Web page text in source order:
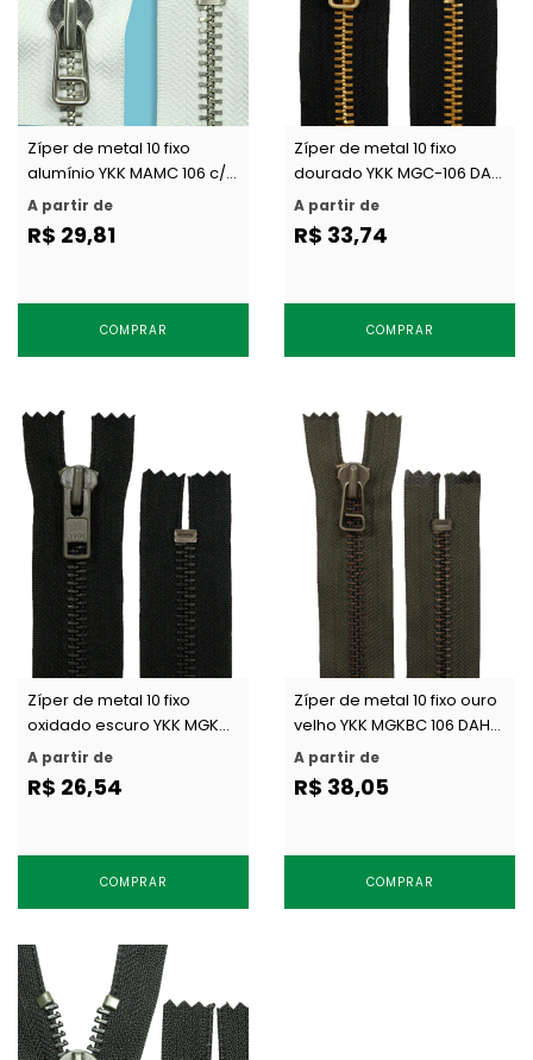
Zíper de metal 10 fixo
alumínio YKK MAMC 106 c/ 1
un
A partir de
R$ 29,81
COMPRAR
Zíper de metal 10 fixo
dourado YKK MGC-106 DAH
c/ 1 un
A partir de
R$ 33,74
COMPRAR
Zíper de metal 10 fixo
oxidado escuro YKK MGKC-
106 DA c/ 1 un
A partir de
R$ 26,54
COMPRAR
Zíper de metal 10 fixo ouro
velho YKK MGKBC 106 DAH
c/ 1 un
A partir de
R$ 38,05
COMPRAR